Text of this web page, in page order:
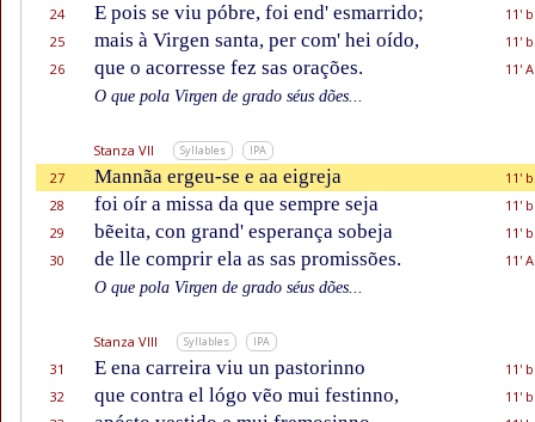
24
E pois se viu póbre, foi end' esmarrido;
11' b
25
mais à Virgen santa, per com' hei oído,
11' b
26
que o acorresse fez sas orações.
11' A
O que pola Virgen de grado séus dões...
Stanza VII Syllables IPA
27 Mannãa ergeu-se e aa eigreja
11' b
28
foi oír a missa da que sempre seja
11' b
29
bẽeita, con grand' esperança sobeja
11' b
30
de lle comprir ela as sas promissões.
11' A
O que pola Virgen de grado séus dões...
Stanza VIII Syllables IPA
31 E ena carreira viu un pastorinno
11' b
32
que contra el lógo vẽo mui festinno,
11' b